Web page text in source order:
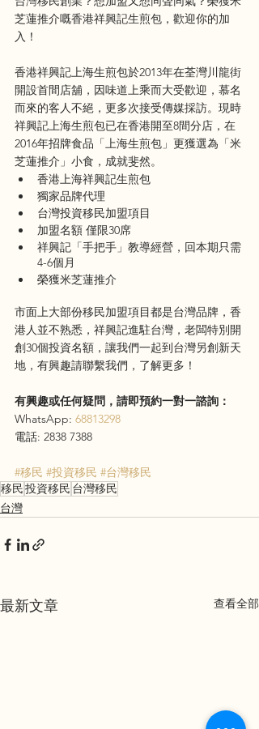
芝蓮推介嘅香港祥興記生煎包，歡迎你的加
入！
香港祥興記上海生煎包於2013年在荃灣川龍街
開設首間店舖，因味道上乘而大受歡迎，慕名
而來的客人不絕，更多次接受傳媒採訪。現時
祥興記上海生煎包已在香港開至8間分店，在
2016年招牌食品「上海生煎包」更獲選為「米
芝蓮推介」小食，成就斐然。
香港上海祥興記生煎包
獨家品牌代理
台灣投資移民加盟項目
加盟名額 僅限30席
祥興記「手把手」教導經營，回本期只需
4-6個月
榮獲米芝蓮推介
市面上大部份移民加盟項目都是台灣品牌，香
港人並不熟悉，祥興記進駐台灣，老闆特別開
創30個投資名額，讓我們一起到台灣另創新天
地，有興趣請聯繫我們，了解更多！
有興趣或任何疑問，請即預約一對一諮詢：
WhatsApp: 68813298
電話: 2838 7388
#移民 #投資移民 #台灣移民
移民投資移民 台灣移民
台灣
最新文章 查看全部